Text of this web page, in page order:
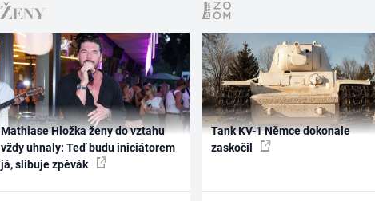
Mathiase Hložka ženy do vztahu
vždy uhnaly: Teď budu iniciátorem
já, slibuje zpěvák
Tank KV-1 Němce dokonale
zaskočil